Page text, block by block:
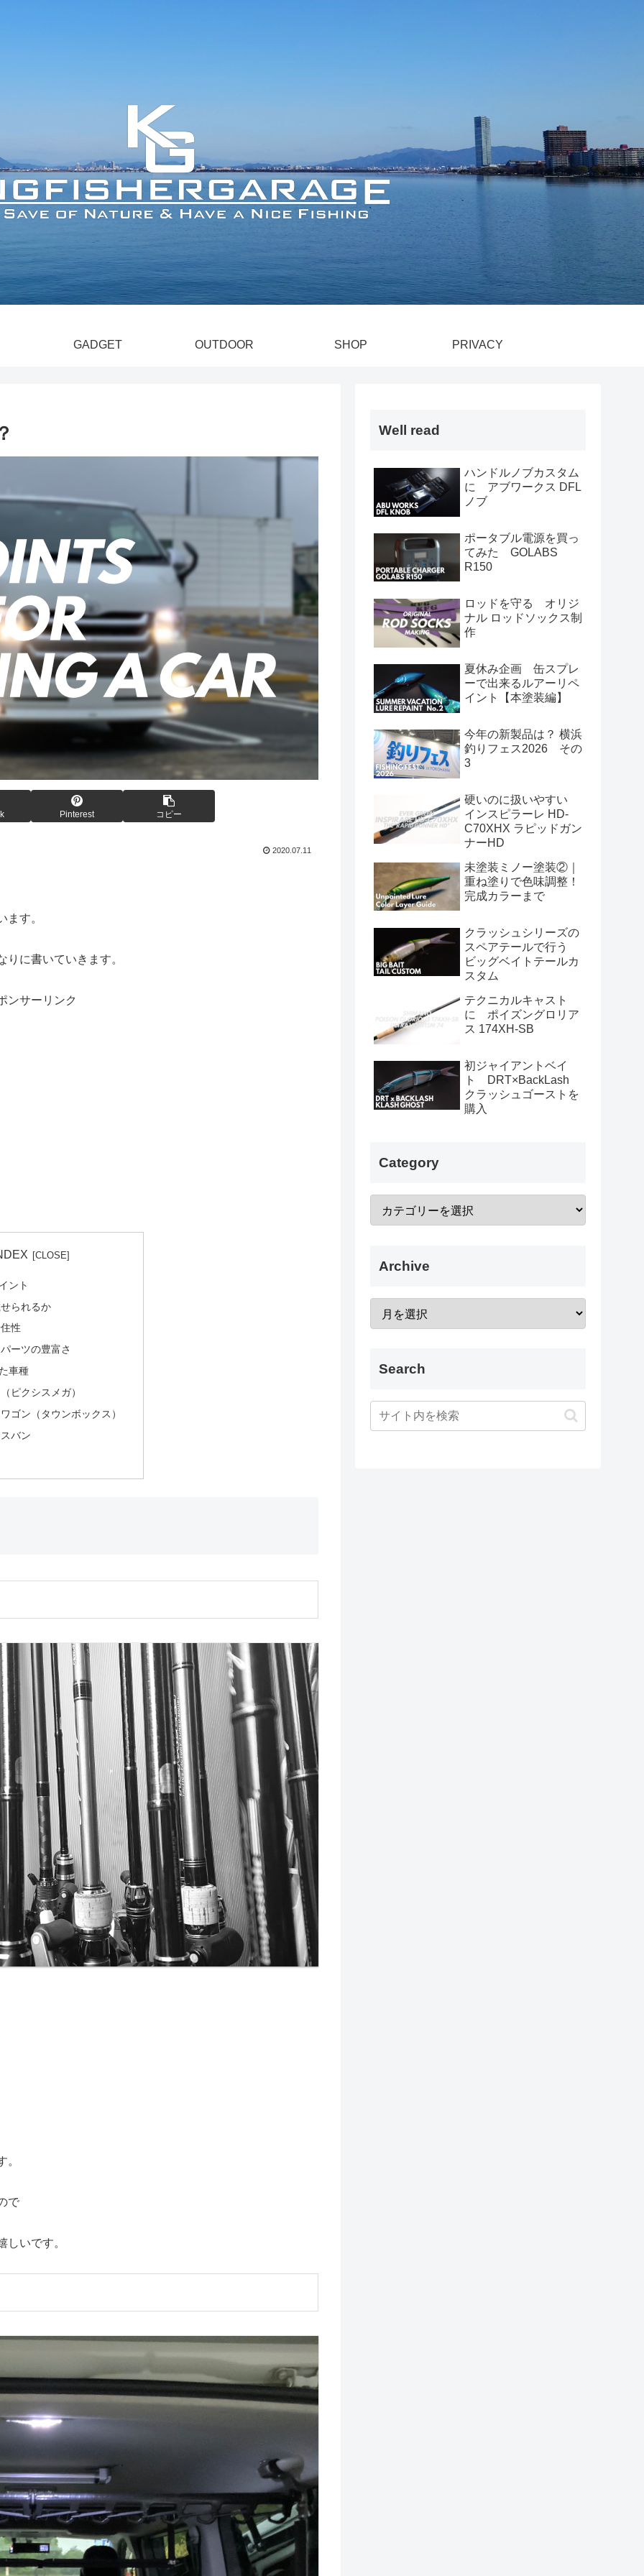
GADGET OUTDOOR SHOP PRIVACY
Pinterest コピー
2020.07.11
す。
に書いていきます。
ンサーリンク
ント
られるか
性
ーツの豊富さ
車種
ピクシスメガ）
ゴン（タウンボックス）
バン
。
で
いです。
Well read
ハンドルノブカスタム
に アブワークス DFL
ノブ
ポータブル電源を買っ
てみた GOLABS
R150
ロッドを守る オリジ
ナル ロッドソックス制
作
夏休み企画 缶スプレ
ーで出来るルアーリペ
イント【本塗装編】
今年の新製品は？ 横浜
釣りフェス2026 その
3
硬いのに扱いやすい
インスピラーレ HD-
C70XHX ラピッドガン
ナーHD
未塗装ミノー塗装②｜
重ね塗りで色味調整！
完成カラーまで
クラッシュシリーズの
スペアテールで行う
ビッグベイトテールカ
スタム
テクニカルキャスト
に ポイズングロリア
ス 174XH-SB
初ジャイアントベイ
ト DRT×BackLash
クラッシュゴーストを
購入
Category
Archive
Search